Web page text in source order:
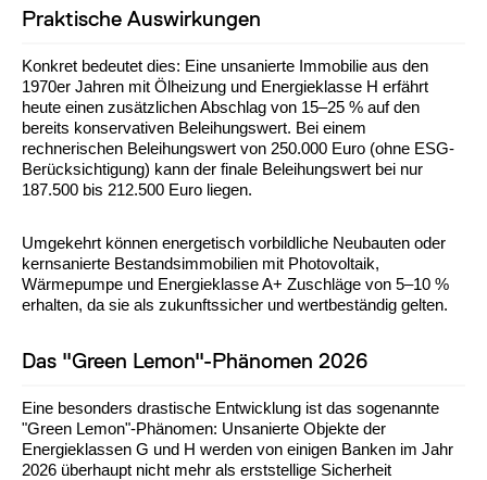
Praktische Auswirkungen
Konkret bedeutet dies: Eine unsanierte Immobilie aus den
1970er Jahren mit Ölheizung und Energieklasse H erfährt
heute einen zusätzlichen Abschlag von 15–25 % auf den
bereits konservativen Beleihungswert. Bei einem
rechnerischen Beleihungswert von 250.000 Euro (ohne ESG-
Berücksichtigung) kann der finale Beleihungswert bei nur
187.500 bis 212.500 Euro liegen.
Umgekehrt können energetisch vorbildliche Neubauten oder
kernsanierte Bestandsimmobilien mit Photovoltaik,
Wärmepumpe und Energieklasse A+ Zuschläge von 5–10 %
erhalten, da sie als zukunftssicher und wertbeständig gelten.
Das "Green Lemon"-Phänomen 2026
Eine besonders drastische Entwicklung ist das sogenannte
"Green Lemon"-Phänomen: Unsanierte Objekte der
Energieklassen G und H werden von einigen Banken im Jahr
2026 überhaupt nicht mehr als erststellige Sicherheit